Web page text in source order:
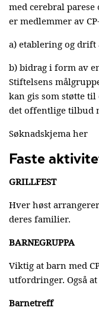
med cerebral
er medlemmer av
a) etablering og
b) bidrag i form av
Stiftelsens
kan gis som støtte
det offentlige tilbud
Søknadskjema her
Faste
GRILLFEST
Hver høst
deres familier.
BARNEGRUPPA
Viktig at barn med
utfordringer. Også
Barnetreff